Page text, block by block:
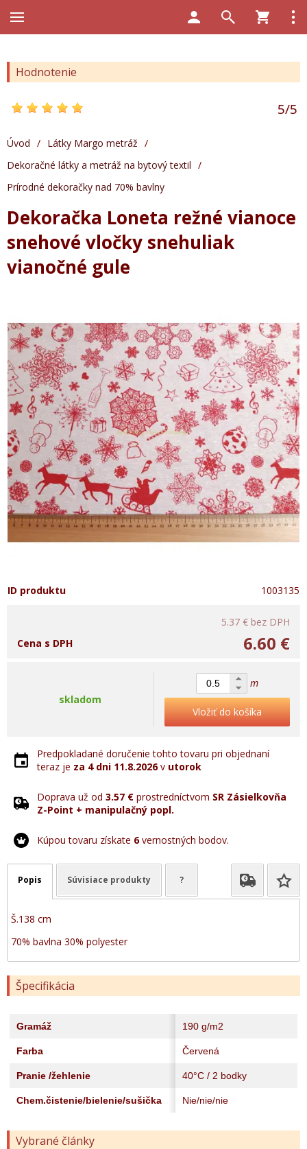
Hodnotenie
5/5
Úvod / Látky Margo metráž /
Dekoračné látky a metráž na bytový textil /
Prírodné dekoračky nad 70% bavlny
Dekoračka Loneta režné vianoce
snehové vločky snehuliak
vianočné gule
ID produktu 1003135
5.37 € bez DPH
6.60 €
Cena s DPH
skladom
m
Vložiť do košíka
Predpokladané doručenie tohto tovaru pri objednaní
teraz je za 4 dni 11.8.2026v utorok
Doprava už od 3.57 € prostredníctvom SR Zásielkovňa
Z-Point + manipulačný popl.
Kúpou tovaru získate 6vernostných bodov.
Popis Súvisiace produkty ?
Š.138 cm
70% bavlna 30% polyester
Špecifikácia
Gramáž 190 g/m2
Farba Červená
Pranie /žehlenie 40°C / 2 bodky
Chem.čistenie/bielenie/sušička Nie/nie/nie
Vybrané články